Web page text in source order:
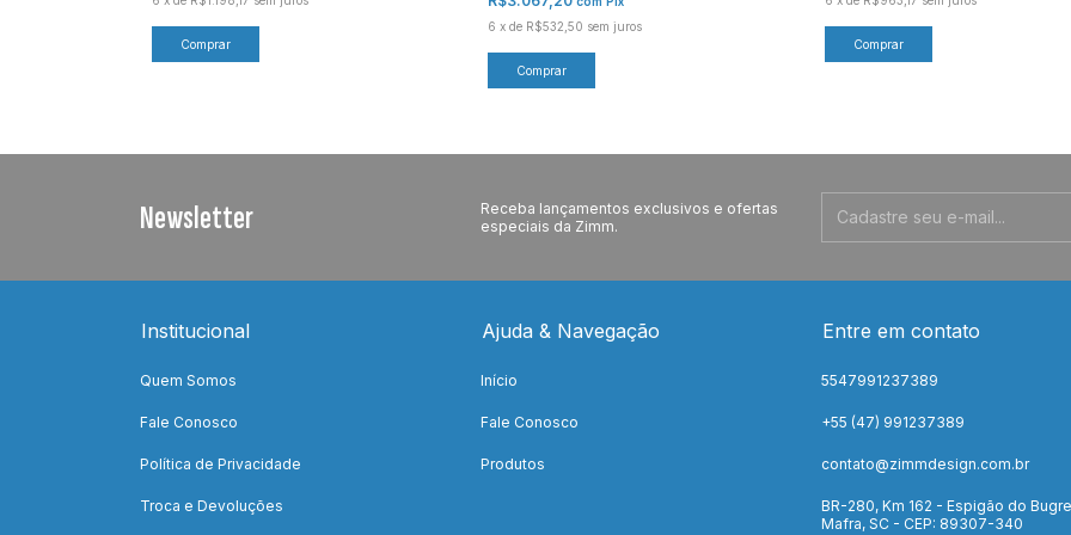
Comprar
6 xde R$532,50 sem juros
Comprar
Comprar
Newsletter
Receba lançamentos exclusivos e ofertas
especiais da Zimm.
Institucional
Quem Somos
Fale Conosco
Política de Privacidade
Troca e Devoluções
Ajuda & Navegação
Início
Fale Conosco
Produtos
Entre em contato
5547991237389
+55 (47) 991237389
contato@zimmdesign.com.br
BR-280, Km 162 - Espigão do
Mafra, SC - CEP: 89307-340